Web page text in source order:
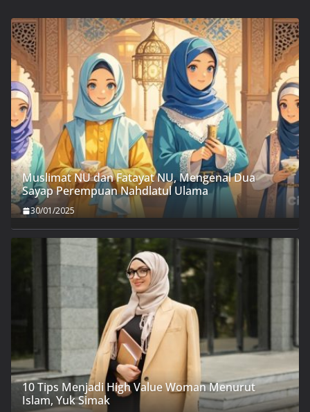
Muslimat NU dan Fatayat NU, Mengenal Dua
Sayap Perempuan Nahdlatul Ulama
30/01/2025
10 Tips Menjadi High Value Woman Menurut
Islam, Yuk Simak